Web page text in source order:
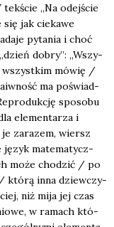
„Na odej­ście
jak cie­ka­we
pyta­nia i choć
dobry”: „Wszy­
wszyst­kim mówię /
ma poświad­
spo­so­bu
ele­men­ta­rza i
zara­zem, wiersz
język mate­ma­tycz­
może cho­dzić / po
/ któ­rą inna dziew­czy­
niż mija jej czas
w ramach któ­